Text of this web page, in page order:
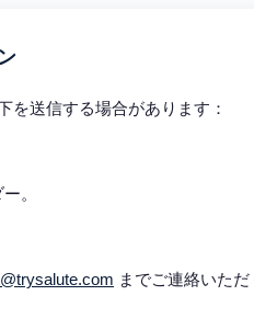
を送信する場合があります：
。
までご連絡いた